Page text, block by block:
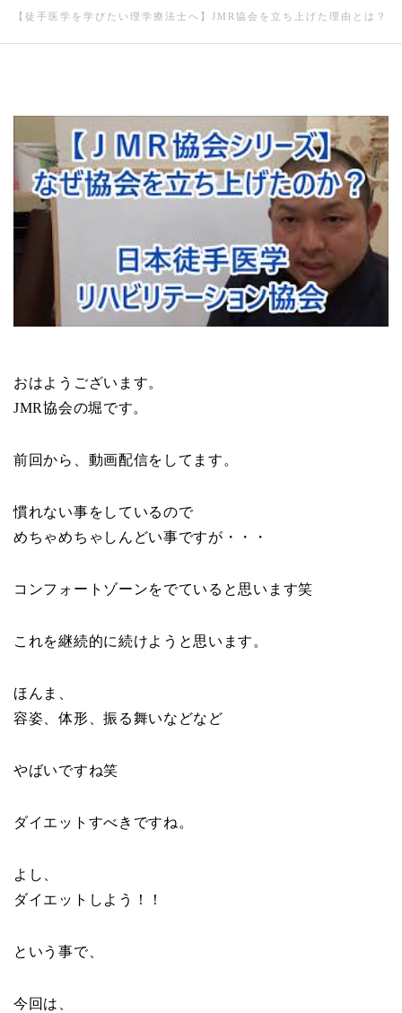
【徒手医学を学びたい理学療法士へ】JMR協会を立ち上げた理由とは？
おはようございます。
JMR協会の堀です。
前回から、動画配信をしてます。
慣れない事をしているので
めちゃめちゃしんどい事ですが・・・
コンフォートゾーンをでていると思います笑
これを継続的に続けようと思います。
ほんま、
容姿、体形、振る舞いなどなど
やばいですね笑
ダイエットすべきですね。
よし、
ダイエットしよう！！
という事で、
今回は、